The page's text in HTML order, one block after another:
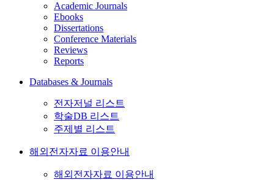
Academic Journals
Ebooks
Dissertations
Conference Materials
Reviews
Reports
Databases & Journals
전자저널 리스트
학술DB 리스트
주제별 리스트
해외전자자료 이용안내
해외전자자료 이용안내